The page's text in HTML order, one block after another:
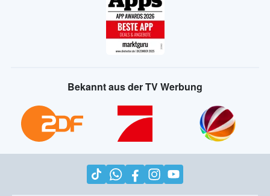
Bekannt aus der TV Werbung